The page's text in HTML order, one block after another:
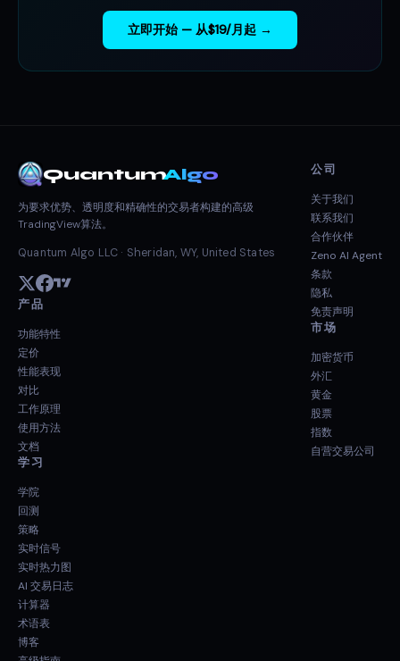
立即开始 — 从$19/月起 →
QuantumAlgo
为要求优势、透明度和精确性的交易者构建的高级
TradingView算法。
Quantum Algo LLC · Sheridan, WY, United States
产品
功能特性
定价
性能表现
对比
工作原理
使用方法
文档
学习
学院
回测
策略
实时信号
实时热力图
AI 交易日志
计算器
术语表
博客
公司
关于我们
联系我们
合作伙伴
Zeno AI Agent
条款
隐私
免责声明
市场
加密货币
外汇
黄金
股票
指数
自营交易公司